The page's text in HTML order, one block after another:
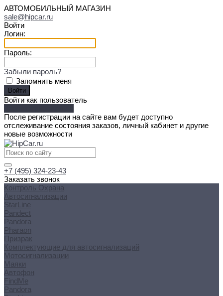
АВТОМОБИЛЬНЫЙ МАГАЗИН
sale@hipcar.ru
Войти
Логин:
Пароль:
Забыли пароль?
Запомнить меня
Войти как пользователь
После регистрации на сайте вам будет доступно
отслеживание состояния заказов, личный кабинет и другие
новые возможности
+7 (495) 324-23-43
Заказать звонок
Контроль Охрана
Автосигнализации
StarLine
Pandect
Pandora
Pharaon
Призрак
Комплектующие для автосигнализаций
Мотосигнализации
Маяки
Автофон
FindMe
Pandora